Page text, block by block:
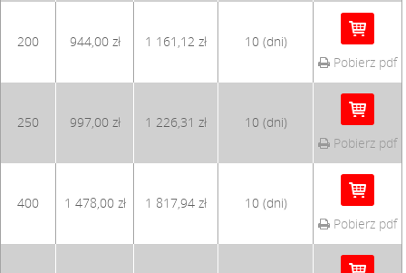
200 944,00 zł 1 161,12 zł
10 (dni)
Pobierz pdf
250 997,00 zł 1 226,31 zł
10 (dni)
Pobierz pdf
400 1 478,00 zł 1 817,94 zł
10 (dni)
Pobierz pdf